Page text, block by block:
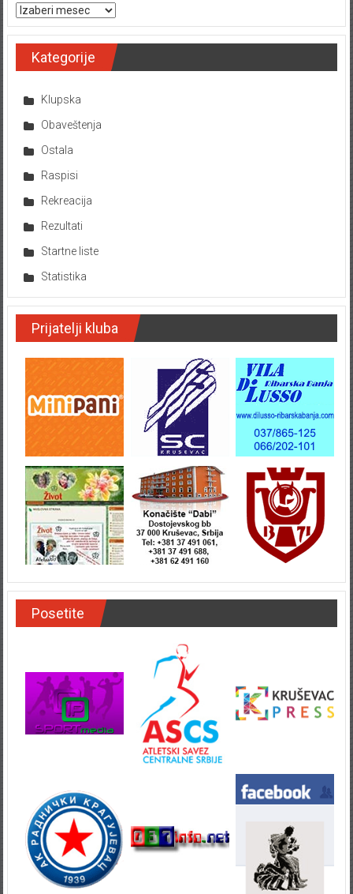
Arhiva tekstova
Kategorije
Klupska
Obaveštenja
Ostala
Raspisi
Rekreacija
Rezultati
Startne liste
Statistika
Prijatelji kluba
Posetite